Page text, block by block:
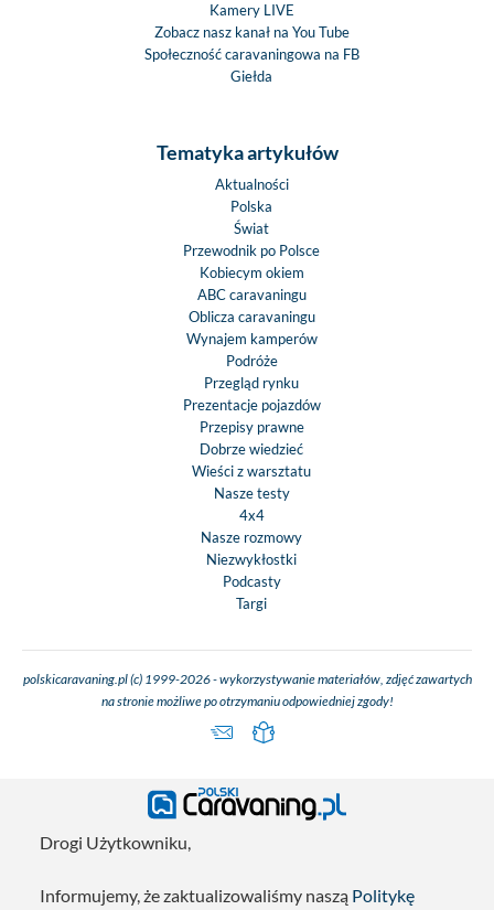
Kamery LIVE
Zobacz nasz kanał na You Tube
Społeczność caravaningowa na FB
Giełda
Tematyka artykułów
Aktualności
Polska
Świat
Przewodnik po Polsce
Kobiecym okiem
ABC caravaningu
Oblicza caravaningu
Wynajem kamperów
Podróże
Przegląd rynku
Prezentacje pojazdów
Przepisy prawne
Dobrze wiedzieć
Wieści z warsztatu
Nasze testy
4x4
Nasze rozmowy
Niezwykłostki
Podcasty
Targi
polskicaravaning.pl (c) 1999-2026 - wykorzystywanie materiałów, zdjęć zawartych
na stronie możliwe po otrzymaniu odpowiedniej zgody!
Drogi Użytkowniku,
Informujemy, że zaktualizowaliśmy naszą Politykę